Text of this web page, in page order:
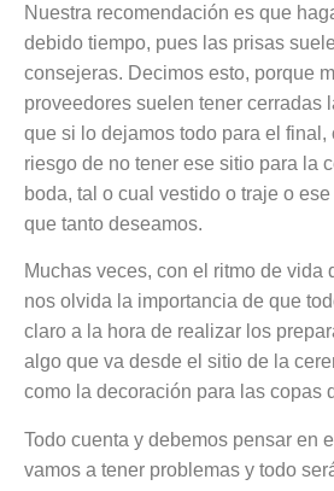
Nuestra recomendación es que
debido tiempo, pues las prisas
consejeras. Decimos esto, porque
proveedores suelen tener cerradas
que si lo dejamos todo para el final,
riesgo de no tener ese sitio para la
boda, tal o cual vestido o traje o
que tanto deseamos.
Muchas veces, con el ritmo de vida
nos olvida la importancia de que
claro a la hora de realizar los
algo que va desde el sitio de la
como la decoración para las copas
Todo cuenta y debemos pensar en
vamos a tener problemas y todo